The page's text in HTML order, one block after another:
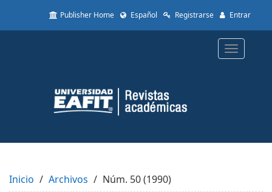
to
Content
Sidebar
Publisher Home Español Registrarse Entrar
Toggle
Inicio Archivos Núm. 50 (1990)